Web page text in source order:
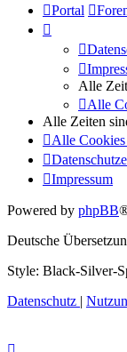
Portal
Alle
Alle
Alle Zeiten
Alle Cookies
Impressum
Powered by phpBB
Deutsche
Style: Black-Silver-
Datenschutz |